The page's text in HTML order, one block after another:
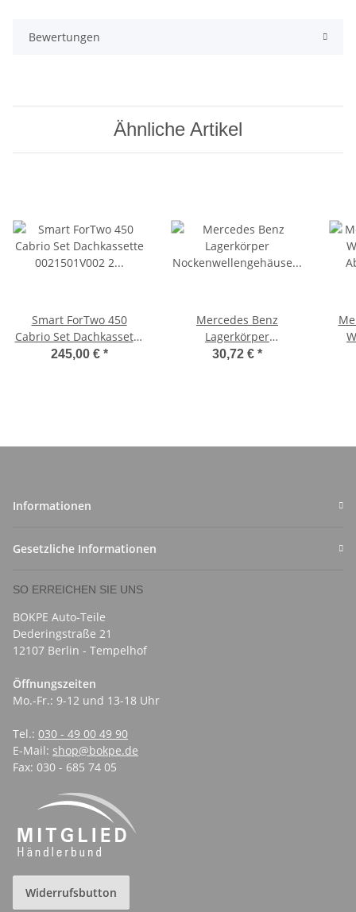
Bewertungen
Ähnliche Artikel
Smart ForTwo 450
Cabrio Set Dachkassette
0021501V002 2 Stecker
245,00 € *
Mercedes Benz
Lagerkörper
Nockenwellengehäuse
30,72 € *
Informationen
Gesetzliche Informationen
SO ERREICHEN SIE UNS
BOKPE Auto-Teile
Dederingstraße 21
12107 Berlin - Tempelhof
Öffnungszeiten
Mo.-Fr.: 9-12 und 13-18 Uhr
Tel.: 030 - 49 00 49 90
E-Mail: shop@bokpe.de
Fax: 030 - 685 74 05
Widerrufsbutton